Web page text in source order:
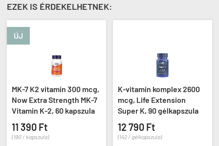
EZEK IS ÉRDEKELHETNEK:
ÚJ
MK-7 K2 vitamin 300 mcg,
Now Extra Strength MK-7
Vitamin K-2, 60 kapszula
11 390 Ft
(190 / kapszula)
K-vitamin komplex 2600
mcg, Life Extension
Super K, 90 gélkapszula
12 790 Ft
(142 / gélkapszula)